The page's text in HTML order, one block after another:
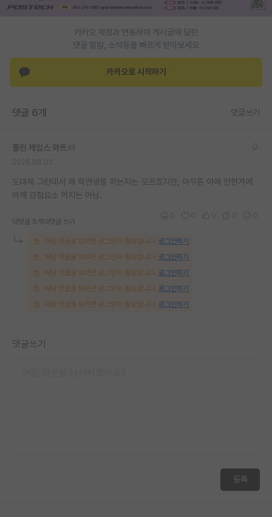
학술 정보 게시판
커리어
유학교육
재팬라운지 🌸
카카오 계정과 연동하여 게시글에 달린
댓글 알람, 소식등을 빠르게 받아보세요
카카오로 시작하기
댓글 6개 댓글쓰기
졸린 제임스 와트
도대체 그런데서 왜 학연생을 하는지는 모르겠지만, 아무튼 아예 안한거에
비해 감점요소 까지는 아님.
대댓글 5개 대댓글 쓰기
해당 댓글을 보려면 로그인이 필요합니다. 로그인하기
해당 댓글을 보려면 로그인이 필요합니다. 로그인하기
해당 댓글을 보려면 로그인이 필요합니다. 로그인하기
해당 댓글을 보려면 로그인이 필요합니다. 로그인하기
해당 댓글을 보려면 로그인이 필요합니다. 로그인하기
댓글쓰기
등록